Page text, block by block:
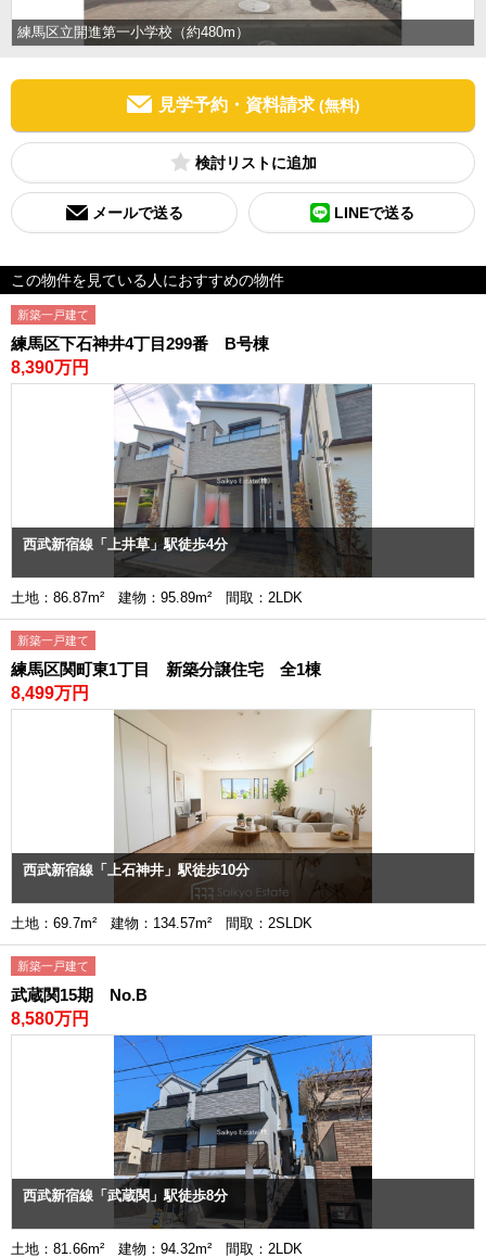
練馬区立開進第一小学校（約480m）
見学予約・資料請求 (無料)
検討リスト
メールで送る LINEで送る
この物件を見ている人におすすめの物件
新築一戸建て
練馬区下石神井4丁目299番 B号棟
8,390万円
西武新宿線「上井草」駅徒歩4分
土地：86.87m² 建物：95.89m² 間取：2LDK
新築一戸建て
練馬区関町東1丁目 新築分譲住宅 全1棟
8,499万円
西武新宿線「上石神井」駅徒歩10分
土地：69.7m² 建物：134.57m² 間取：2SLDK
新築一戸建て
武蔵関15期 No.B
8,580万円
西武新宿線「武蔵関」駅徒歩8分
土地：81.66m² 建物：94.32m² 間取：2LDK